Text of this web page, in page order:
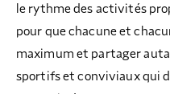
le rythme des activités
pour que chacune et
maximum et partager
sportifs et conviviaux qui